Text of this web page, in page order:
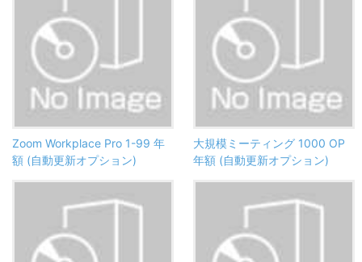
Zoom Workplace Pro 1-99 年
額 (自動更新オプション)
大規模ミーティング 1000 OP
年額 (自動更新オプション)